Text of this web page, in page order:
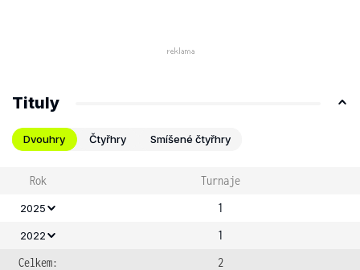
Tituly
Dvouhry Čtyřhry Smíšené čtyřhry
Rok Turnaje
2025 1
2022
1
Celkem:
2